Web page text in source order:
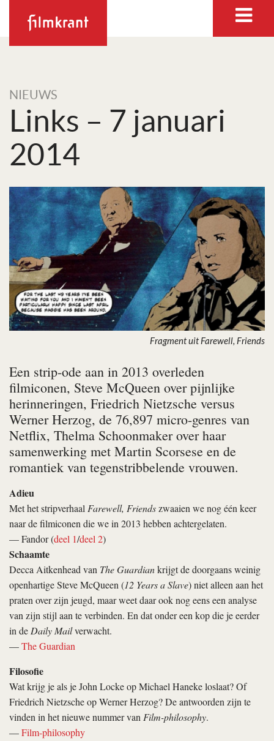
NIEUWS
Links – 7 januari
2014
Fragment uit Farewell, Friends
Een strip-ode aan in 2013 overleden
filmiconen, Steve McQueen over pijnlijke
herinneringen, Friedrich Nietzsche versus
Werner Herzog, de 76,897 micro-genres van
Netflix, Thelma Schoonmaker over haar
samenwerking met Martin Scorsese en de
romantiek van tegenstribbelende vrouwen.
Adieu
Met het stripverhaalFarewell, Friendszwaaien we nog één keer
naar de filmiconen die we in 2013 hebben achtergelaten.
— Fandor (deel 1/deel 2)
Schaamte
Decca Aitkenhead van The Guardiankrijgt de doorgaans weinig
openhartige Steve McQueen (12 Years a Slave) niet alleen aan het
praten over zijn jeugd, maar weet daar ook nog eens een analyse
van zijn stijl aan te verbinden. En dat onder een kop die je eerder
in deDaily Mailverwacht.
—The Guardian
Filosofie
Wat krijg je als je John Locke op Michael Haneke loslaat? Of
Friedrich Nietzsche op Werner Herzog? De antwoorden zijn te
vinden in het nieuwe nummer vanFilm-philosophy.
—Film-philosophy